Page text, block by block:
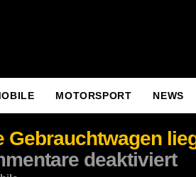
MOTORSPORT NEWS
Gebrauchtwagen
deaktiviert